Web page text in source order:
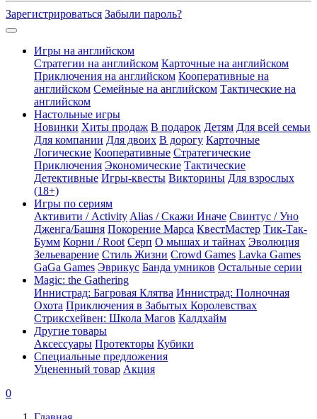
Зарегистрироваться Забыли пароль?
Игры на английском
Стратегии на английском Карточные на английском
Приключения на английском Кооперативные на
английском Семейные на английском Тактические на
английском
Настольные игры
Новинки Хиты продаж В подарок Детям Для всей семьи
Для компании Для двоих В дорогу Карточные
Логические Кооперативные Стратегические
Приключения Экономические Тактические
Детективные Игры-квесты Викторины Для взрослых
(18+)
Игры по сериям
Активити / Activity Alias / Скажи Иначе Свинтус / Уно
Дженга/Башня Покорение Марса КвестМастер Тик-Так-
Бумм Корни / Root Серп О мышах и тайнах Эволюция
Зельеварение Стиль Жизни Crowd Games Lavka Games
GaGa Games Эврикус Банда умников Остальные серии
Magic: the Gathering
Иннистрад: Багровая Клятва Иннистрад: Полночная
Охота Приключения в Забытых Королевствах
Стриксхейвен: Школа Магов Калдхайм
Другие товары
Аксессуары Протекторы Кубики
Специальные предложения
Уцененный товар Акция
0